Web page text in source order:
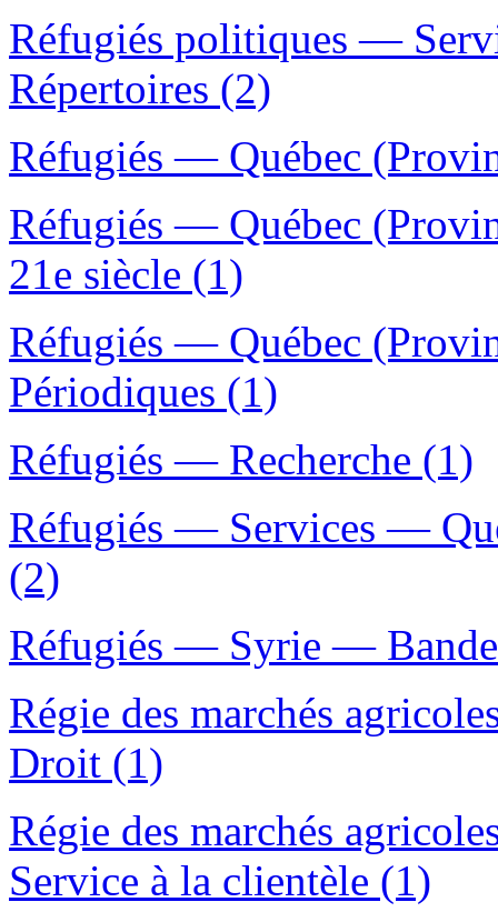
Réfugiés politiques —
Répertoires (2)
Réfugiés — Québec
Réfugiés — Québec
21e siècle (1)
Réfugiés — Québec
Périodiques (1)
Réfugiés — Recherche (1)
Réfugiés — Services —
(2)
Réfugiés — Syrie —
Régie des marchés
Droit (1)
Régie des marchés
Service à la clientèle (1)